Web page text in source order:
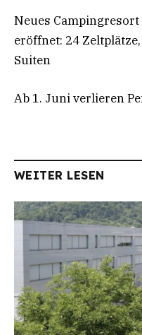
Neues
eröffnet: 24
Suiten
Ab 1. Juni verlieren
WEITER LESEN